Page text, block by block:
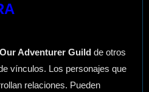
Our Adventurer Guild de otros
vínculos. Los personajes que
relaciones. Pueden